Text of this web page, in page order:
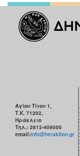
Αγίου Τίτου 1,
Τ.Κ. 71202,
Ηράκλειο
Τηλ.: 2813-409000
email:info@heraklion.gr